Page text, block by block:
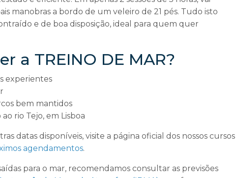
manobras a bordo de um veleiro de 21 pés. Tudo isto
e de boa disposição, ideal para quem quer
a TREINO DE MAR?
experientes
bem mantidos
rio Tejo, em Lisboa
datas disponíveis, visite a página oficial dos nossos cursos
agendamentos.
para o mar, recomendamos consultar as previsões